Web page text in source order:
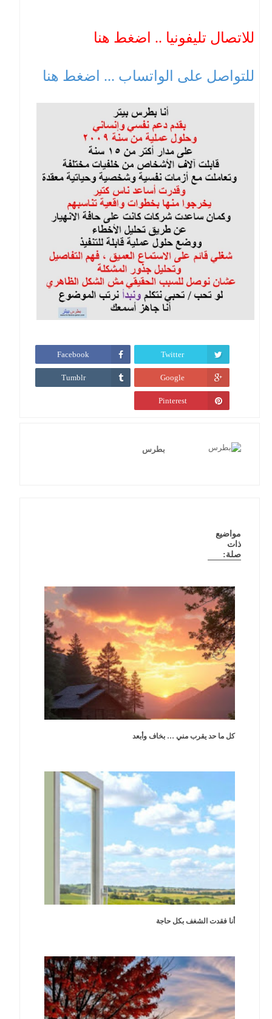
للاتصال تليفونيا .. اضغط هنا
للتواصل على الواتساب ... اضغط هنا
Twitter
Facebook
Google
Tumblr
Pinterest
بطرس
مواضيع
ذات
صلة:
كل ما حد يقرب مني … بخاف وأبعد
أنا فقدت الشغف بكل حاجة